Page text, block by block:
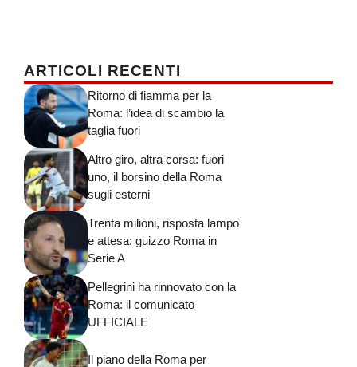
ARTICOLI RECENTI
Ritorno di fiamma per la
Roma: l’idea di scambio la
taglia fuori
Altro giro, altra corsa: fuori
uno, il borsino della Roma
sugli esterni
Trenta milioni, risposta lampo
e attesa: guizzo Roma in
Serie A
Pellegrini ha rinnovato con la
Roma: il comunicato
UFFICIALE
Il piano della Roma per